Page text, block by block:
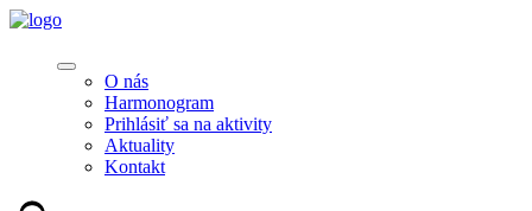
O nás
Harmonogram
Prihlásiť sa na aktivity
Aktuality
Kontakt